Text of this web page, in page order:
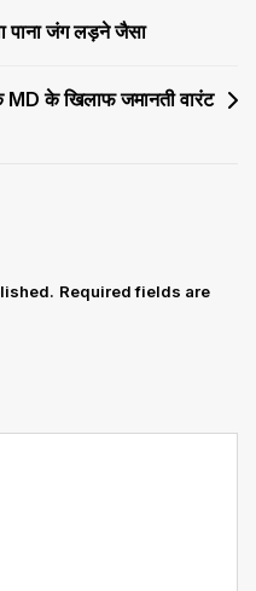
पाना जंग लड़ने जैसा
के खिलाफ जमानती वारंट
Required fields are